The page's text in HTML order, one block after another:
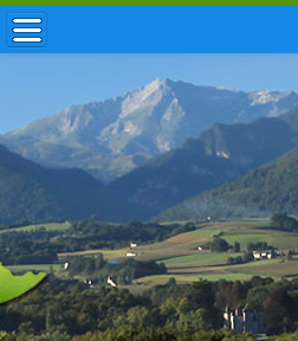
ACCUEIL / INFOS
MUNICIPALITÉ
VIE LOCALE
ENFANCE
TOURISME
HISTOIRE